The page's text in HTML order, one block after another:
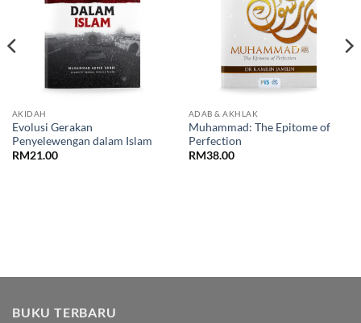
AKIDAH
Evolusi Gerakan
Penyelewengan dalam Islam
RM21.00
ADAB & AKHLAK
Muhammad: The Epitome of
Perfection
RM38.00
BUKU TERBARU